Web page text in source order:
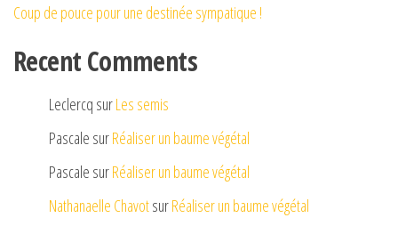
Coup de pouce pour une destinée sympatique !
Recent Comments
Leclercq surLes semis
Pascale surRéaliser un baume végétal
Pascale surRéaliser un baume végétal
Nathanaelle ChavotsurRéaliser un baume végétal